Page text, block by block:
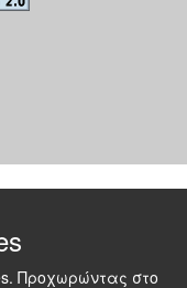
Προχωρώντας στο